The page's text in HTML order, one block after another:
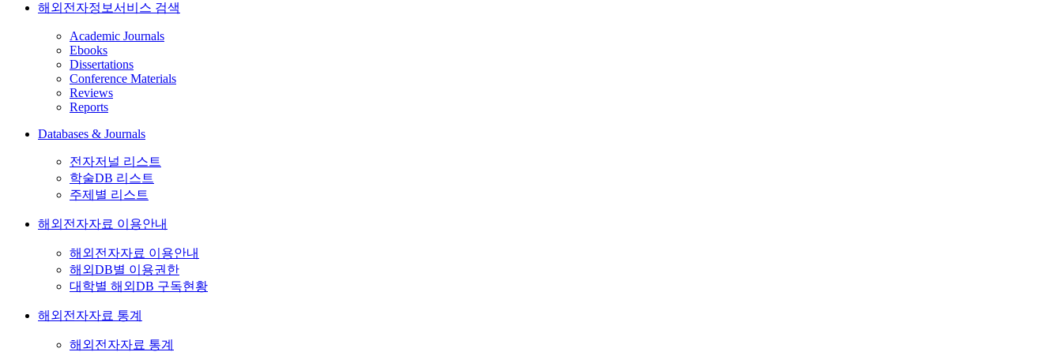
해외전자정보서비스 검색
Academic Journals
Ebooks
Dissertations
Conference Materials
Reviews
Reports
Databases & Journals
전자저널 리스트
학술DB 리스트
주제별 리스트
해외전자자료 이용안내
해외전자자료 이용안내
해외DB별 이용권한
대학별 해외DB 구독현황
해외전자자료 통계
해외전자자료 통계